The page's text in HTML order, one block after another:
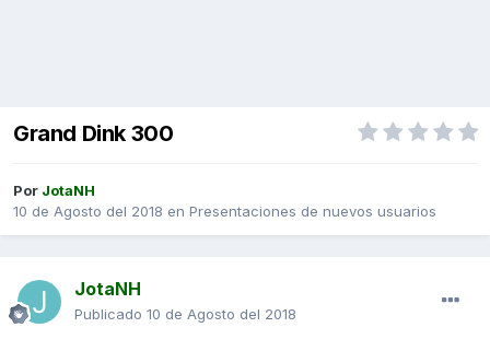
Grand Dink 300
Por JotaNH
10 de Agosto del 2018 en Presentaciones de nuevos usuarios
JotaNH
Publicado 10 de Agosto del 2018